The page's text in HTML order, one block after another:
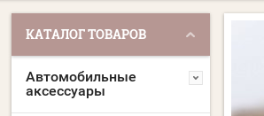
КАТАЛОГ ТОВАРОВ
Автомобильные
аксессуары